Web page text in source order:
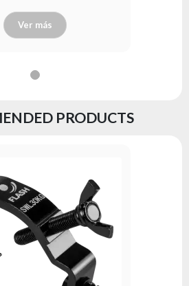
Ver más
PRODUCTS